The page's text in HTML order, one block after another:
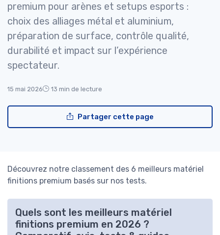
premium pour arènes et setups esports :
choix des alliages métal et aluminium,
préparation de surface, contrôle qualité,
durabilité et impact sur l’expérience
spectateur.
15 mai 2026 13 min de lecture
Partager cette page
Découvrez notre classement des 6 meilleurs matériel
finitions premium basés sur nos tests.
Quels sont les meilleurs matériel
finitions premium en 2026 ?